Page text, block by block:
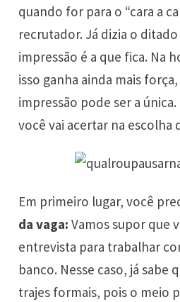
quando for para o “cara a
recrutador. Já dizia o
impressão é a que fica. Na
isso ganha ainda mais
impressão pode ser a
você vai acertar na escolha
Em primeiro lugar, você
da vaga: Vamos supor que
entrevista para trabalhar
banco. Nesse caso, já sabe
trajes formais, pois o meio